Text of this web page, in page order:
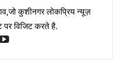
कुशीनगर लोकप्रिय न्यूज़
पर विजिट करते है.